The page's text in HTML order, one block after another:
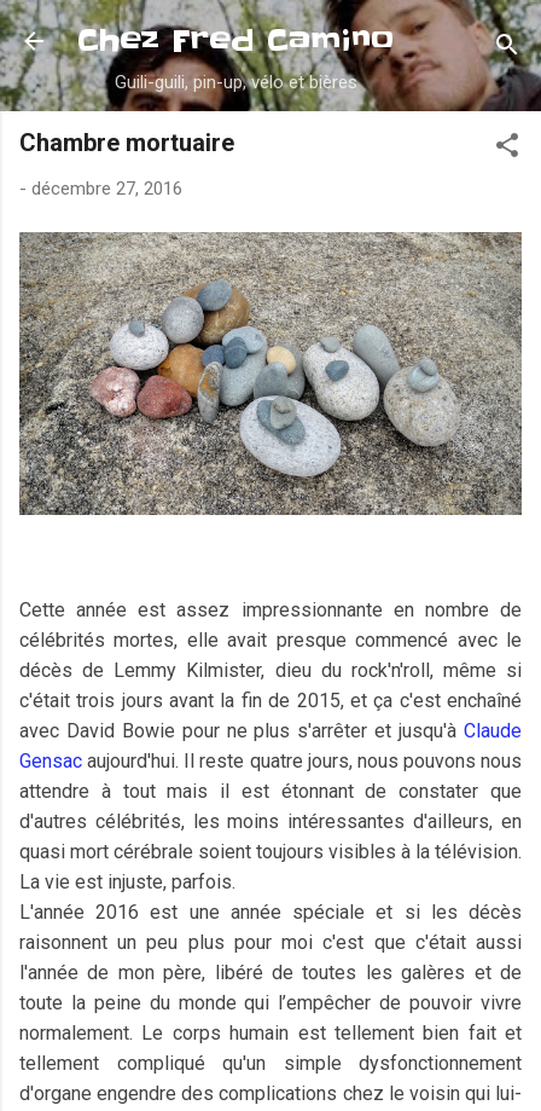
Accéder au contenu principal
Chez Fred Camino
Guili-guili, pin-up, vélo et bières
Chambre mortuaire
- décembre 27, 2016
Cette année est assez impressionnante en nombre de
célébrités mortes, elle avait presque commencé avec le
décès de Lemmy Kilmister, dieu du rock'n'roll, même si
c'était trois jours avant la fin de 2015, et ça c'est enchaîné
avec David Bowie pour ne plus s'arrêter et jusqu'à Claude
Gensac aujourd'hui. Il reste quatre jours, nous pouvons nous
attendre à tout mais il est étonnant de constater que
d'autres célébrités, les moins intéressantes d'ailleurs, en
quasi mort cérébrale soient toujours visibles à la télévision.
La vie est injuste, parfois.
L'année 2016 est une année spéciale et si les décès
raisonnent un peu plus pour moi c'est que c'était aussi
l'année de mon père, libéré de toutes les galères et de
toute la peine du monde qui l’empêcher de pouvoir vivre
normalement. Le corps humain est tellement bien fait et
tellement compliqué qu'un simple dysfonctionnement
d'organe engendre des complications chez le voisin qui lui-